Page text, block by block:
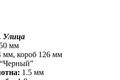
Улица
мм
мм, короб 126 мм
1.5 мм